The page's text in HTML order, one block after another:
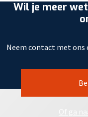
Wil je meer
Neem contact met ons
Of ga